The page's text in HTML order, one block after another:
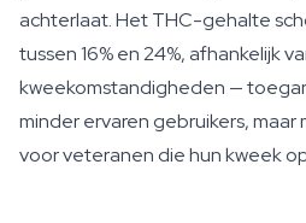
achterlaat. Het THC-gehalte
tussen 16% en 24%, afhankelijk
kweekomstandigheden —
minder ervaren gebruikers,
voor veteranen die hun kweek